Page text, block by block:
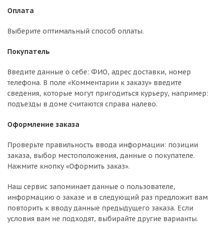
Оплата
Выберите оптимальный способ оплаты.
Покупатель
Введите данные о себе: ФИО, адрес доставки, номер
телефона. В поле «Комментарии к заказу» введите
сведения, которые могут пригодиться курьеру, например:
подъезды в доме считаются справа налево.
Оформление заказа
Проверьте правильность ввода информации: позиции
заказа, выбор местоположения, данные о покупателе.
Нажмите кнопку «Оформить заказ».
Наш сервис запоминает данные о пользователе,
информацию о заказе и в следующий раз предложит вам
повторить к вводу данные предыдущего заказа. Если
условия вам не подходят, выбирайте другие варианты.